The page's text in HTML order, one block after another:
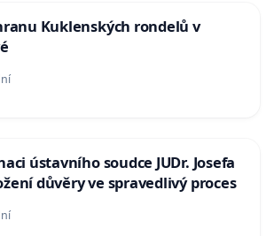
Kuklenských rondelů v
ústavního soudce JUDr. Josefa
důvěry ve spravedlivý proces